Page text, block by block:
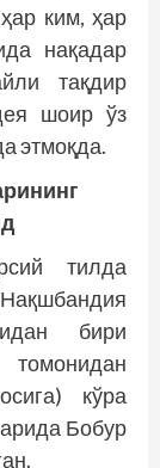
ким, ҳар
нақадар
тақдир
шоир ўз
этмоқда.
тилда
бири
кўра
Бобур